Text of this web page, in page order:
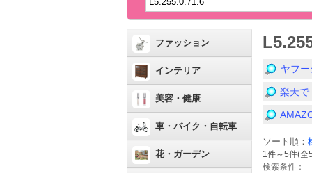
ファッション
インテリア
美容・健康
車・バイク・自転車
花・ガーデン
ヤフ
楽天で
ソート順：
1件～5件(全
検索条件：